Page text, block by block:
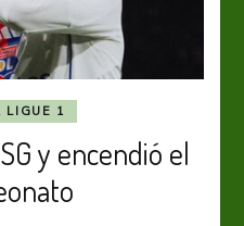
LIGUE 1
y encendió el